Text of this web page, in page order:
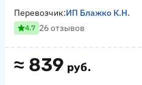
≈ 839 руб.
Перевозчик:ИП Блажко К.Н.
4.7 26 отзывов